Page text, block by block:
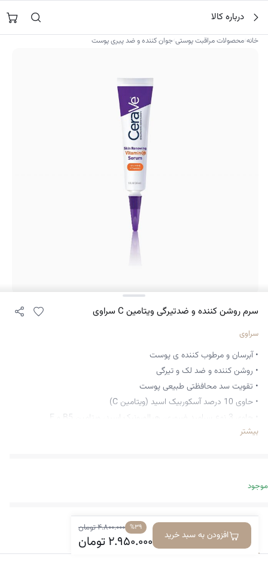
محتوا
جستجو در
درباره کالا
خانه›محصولات مراقبت پوستی›جوان کننده و ضد پیری پوست
سرم روشن کننده و ضدتیرگی ویتامین C سراوی
سراوی
• آبرسان و مرطوب کننده ی پوست
• روشن کننده و ضد لک و تیرگی
• تقویت سد محافظتی طبیعی پوست
• حاوی 10 درصد آسکوربیک اسید (ویتامین C)
• حاوی 3 نوع سرامید ضروری، هیالورونیک اسید، ویتامین B5 و E
• محافظت از پوست در برابر رادیکال‌های آزاد با آنتی‌اکسیدان‌ها
• ضد حساسیت ساخته شده توسط متخصص پوست
• دارای فرمولاسیون فاقد عطر، پارابن و ترکیبات کومدوژن‌زا
بیشتر
موجود
%۳۹ ۴.۸۰۰.۰۰۰تومان
۲.۹۵۰.۰۰۰تومان افزودن به سبد خریدمعرفی کالا دیدگاه‌ها